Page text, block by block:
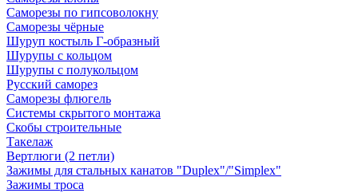
Саморезы по гипсоволокну
Саморезы чёрные
Шуруп костыль Г-образный
Шурупы с кольцом
Шурупы с полукольцом
Русский саморез
Саморезы флюгель
Системы скрытого монтажа
Скобы строительные
Такелаж
Вертлюги (2 петли)
Зажимы для стальных канатов "Duplex"/"Simplex"
Зажимы троса